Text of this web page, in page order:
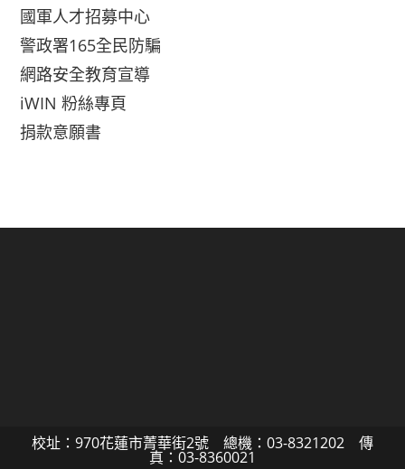
國軍人才招募中心
警政署165全民防騙
網路安全教育宣導
iWIN 粉絲專頁
捐款意願書
校址：970花蓮市菁華街2號 總機：03-8321202 傳
真：03-8360021